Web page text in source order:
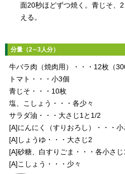
面20秒ほどずつ焼く。青じそ、
える。
分量（2∼3人分）
牛バラ肉（焼肉用）・・・12枚（
トマト・・・小3個
青じそ・・・10枚
塩、こしょう・・・各少々
サラダ油・・・大さじ1と1/2
[A]にんにく（すりおろし）・・・小
[A]しょうゆ・・・大さじ2
[A]砂糖、白すりごま・・・各小さじ
[A]こしょう・・・少々